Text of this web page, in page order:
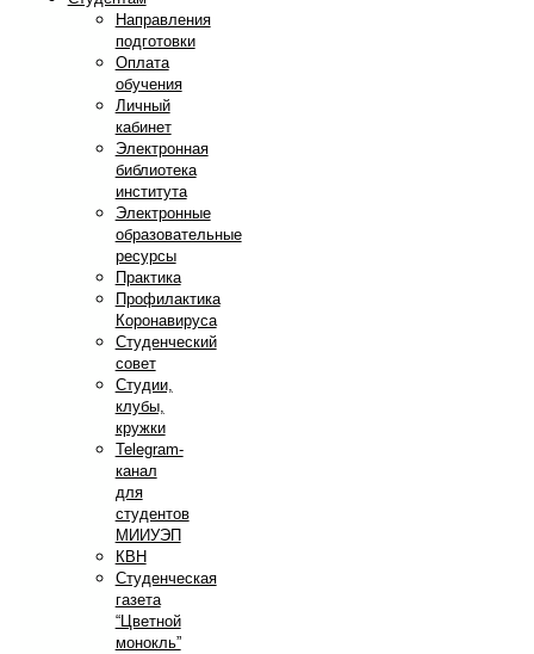
Направления
подготовки
Оплата
обучения
Личный
кабинет
Электронная
библиотека
института
Электронные
образовательные
ресурсы
Практика
Профилактика
Коронавируса
Студенческий
совет
Студии,
клубы,
кружки
Telegram-
канал
для
студентов
МИИУЭП
КВН
Студенческая
газета
“Цветной
монокль”